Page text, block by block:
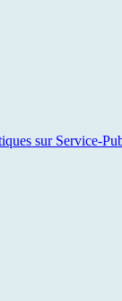
sur Service-